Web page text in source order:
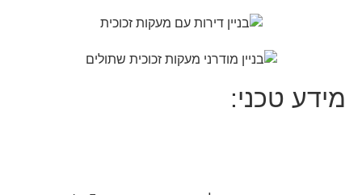
מידע טכני: